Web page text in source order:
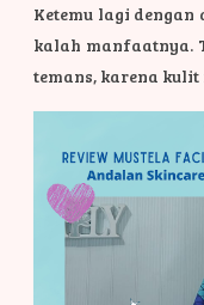
Ketemu lagi
kalah manfaatnya.
temans, karena